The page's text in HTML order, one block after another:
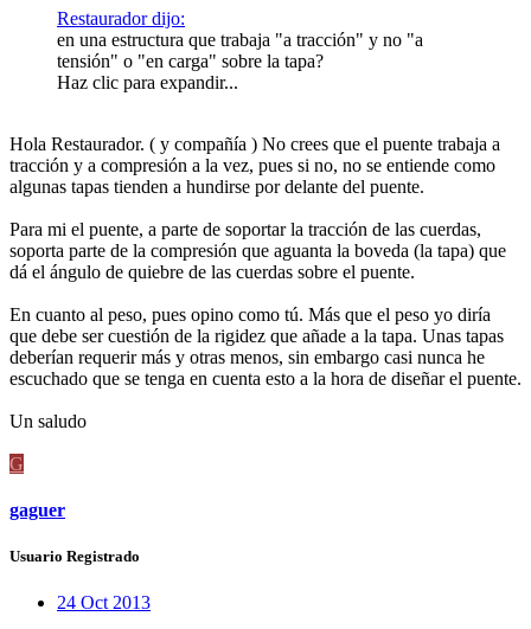
Restaurador dijo:
en una estructura que trabaja "a tracción" y no "a
tensión" o "en carga" sobre la tapa?
Haz clic para expandir...
Hola Restaurador. ( y compañía ) No crees que el puente trabaja a
tracción y a compresión a la vez, pues si no, no se entiende como
algunas tapas tienden a hundirse por delante del puente.
Para mi el puente, a parte de soportar la tracción de las cuerdas,
soporta parte de la compresión que aguanta la boveda (la tapa) que
dá el ángulo de quiebre de las cuerdas sobre el puente.
En cuanto al peso, pues opino como tú. Más que el peso yo diría
que debe ser cuestión de la rigidez que añade a la tapa. Unas tapas
deberían requerir más y otras menos, sin embargo casi nunca he
escuchado que se tenga en cuenta esto a la hora de diseñar el puente.
Un saludo
G
gaguer
Usuario Registrado
24 Oct 2013